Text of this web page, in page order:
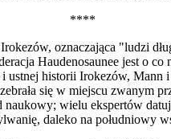
****
oznaczająca "ludzi
Haudenosaunee jest o co
ustnej historii Irokezów,
się w miejscu zwanym
wielu ekspertów
daleko na południowy